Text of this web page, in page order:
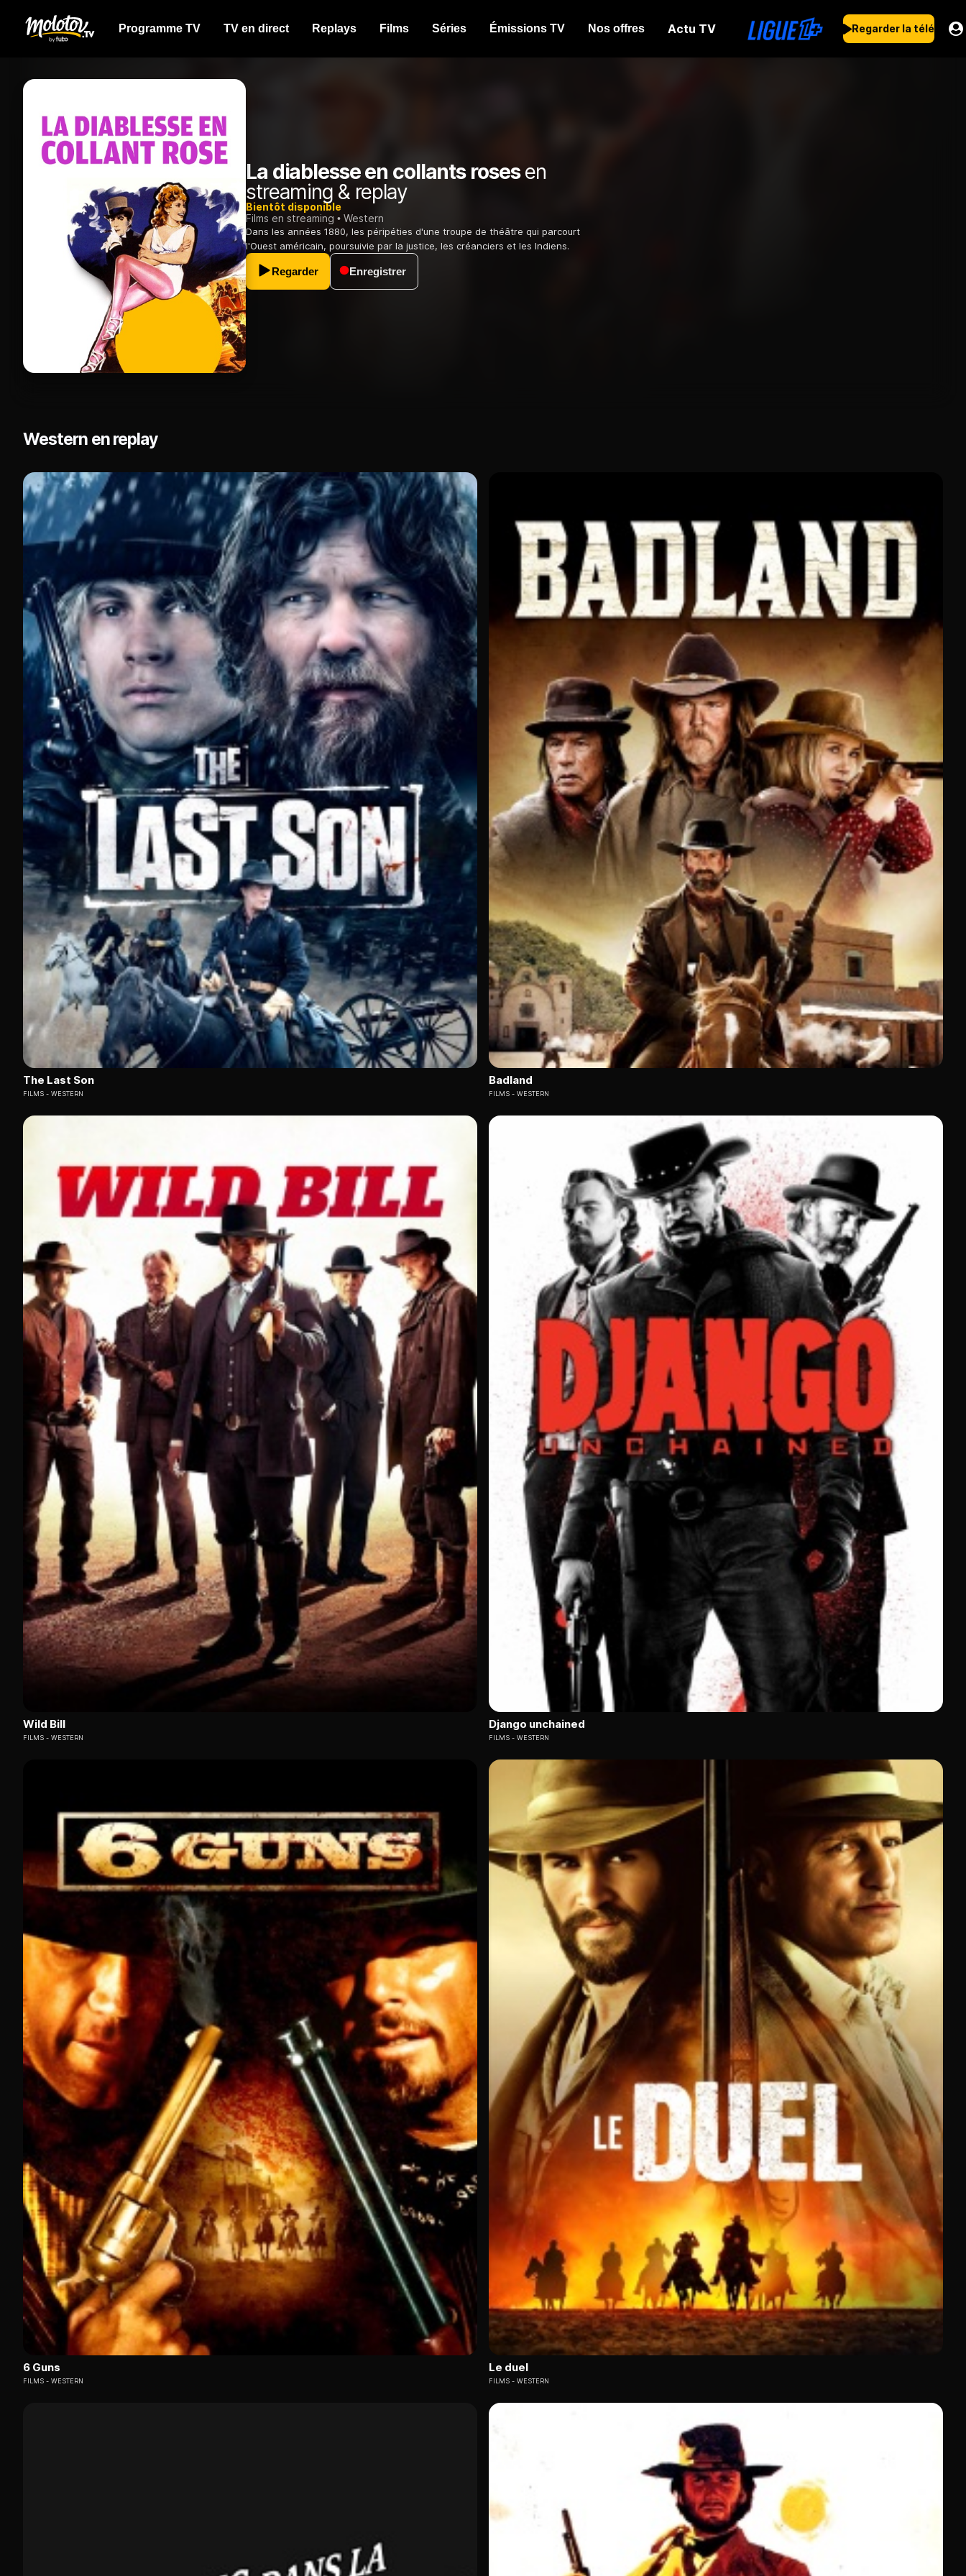
Programme TV TV en direct Replays Films Séries Émissions TV Nos offres Actu TV Regarder la télé
La diablesse en collants rosesen
streaming & replay
Bientôt disponible
Films en streaming
Western
Dans les années 1880, les péripéties d'une troupe de théâtre qui parcourt
l'Ouest américain, poursuivie par la justice, les créanciers et les Indiens.
Regarder Enregistrer
Western en replay
The Last Son
FILMS WESTERN
Badland
FILMS WESTERN
Wild Bill
FILMS WESTERN
Django unchained
FILMS WESTERN
6 Guns
FILMS WESTERN
Le duel
FILMS WESTERN